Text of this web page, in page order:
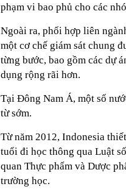
phạm vi bao phủ cho các
Ngoài ra, phối hợp liên
một cơ chế giám sát chung
từng bước, bao gồm các dự
dụng rộng rãi hơn.
Tại Đông Nam Á, một số
từ sớm.
Từ năm 2012, Indonesia
tuổi đi học thông qua Luật
quan Thực phẩm và Dược
trường học.